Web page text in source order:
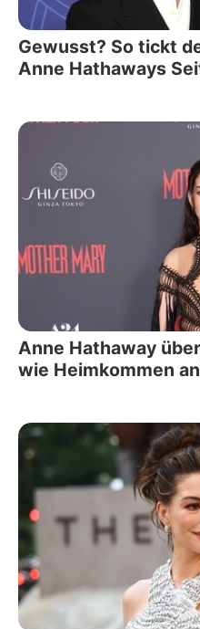
Gewusst? So tickt
Anne Hathaways
Anne Hathaway
wie Heimkommen